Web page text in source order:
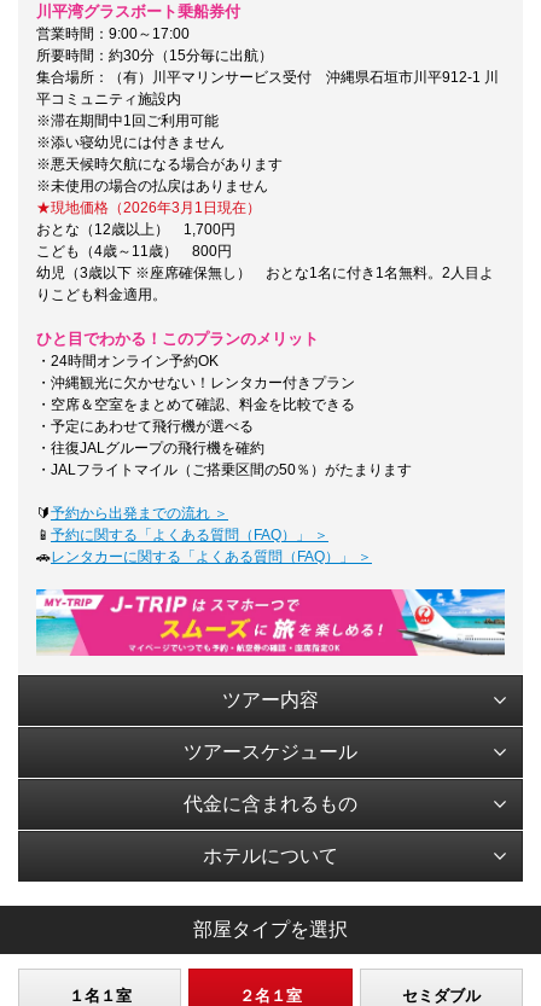
川平湾グラスボート乗船券付
営業時間：9:00～17:00
所要時間：約30分（15分毎に出航）
集合場所：（有）川平マリンサービス受付 沖縄県石垣市川平912-1 川
平コミュニティ施設内
※滞在期間中1回ご利用可能
※添い寝幼児には付きません
※悪天候時欠航になる場合があります
※未使用の場合の払戻はありません
★現地価格（2026年3月1日現在）
おとな（12歳以上） 1,700円
こども（4歳～11歳） 800円
幼児（3歳以下 ※座席確保無し） おとな1名に付き1名無料。2人目よ
りこども料金適用。
ひと目でわかる！このプランのメリット
・24時間オンライン予約OK
・沖縄観光に欠かせない！レンタカー付きプラン
・空席＆空室をまとめて確認、料金を比較できる
・予定にあわせて飛行機が選べる
・往復JALグループの飛行機を確約
・JALフライトマイル（ご搭乗区間の50％）がたまります
🔰予約から出発までの流れ ＞
📱 予約に関する「よくある質問（FAQ）」 ＞
🚗レンタカーに関する「よくある質問（FAQ）」 ＞
ツアー内容
ツアースケジュール
代金に含まれるもの
ホテルについて
部屋タイプを選択
１名１室 ２名１室 セミダブル